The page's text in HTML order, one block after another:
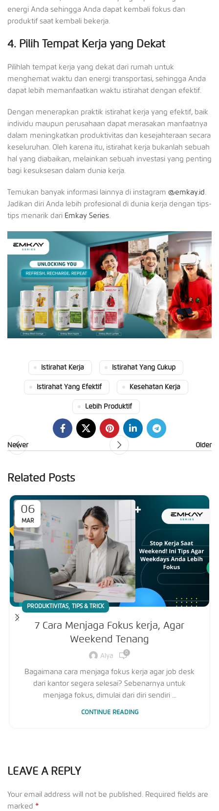
energi Anda sehingga Anda dapat kembali fokus dan
produktif saat kembali bekerja.
4. Pilih Tempat Kerja yang Dekat
Pilihlah tempat kerja yang dekat dari rumah untuk
menghemat waktu dan energi transportasi, sehingga Anda
dapat lebih memanfaatkan waktu istirahat dengan efektif.
Dengan menerapkan praktik istirahat kerja yang efektif, baik
individu maupun perusahaan dapat merasakan manfaatnya
dalam meningkatkan produktivitas dan kesejahteraan secara
keseluruhan. Oleh karena itu, istirahat kerja bukanlah sebuah
hal yang diabaikan, melainkan sebuah investasi yang penting
bagi kesuksesan dalam dunia kerja.
Temukan banyak informasi lainnya di instagram @emkay.id.
Jadikan diri Anda lebih profesional di dunia kerja dengan tips-
tips menarik dari Emkay Series.
Istirahat Kerja Istirahat Yang Cukup
Istirahat Yang Efektif Kesehatan Kerja
Lebih Produktif
Newer Older
Related Posts
06
MAR
PRODUKTIVITAS, TIPS & TRICK
7 Cara Menjaga Fokus kerja, Agar
Weekend Tenang
Alya 0
Bagaimana cara menjaga fokus kerja agar job desk
dari kantor segera selesai? Sebenarnya untuk
menjaga fokus, dimulai dari diri sendiri ...
CONTINUE READING
LEAVE A REPLY
Your email address will not be published. Required fields are
marked *